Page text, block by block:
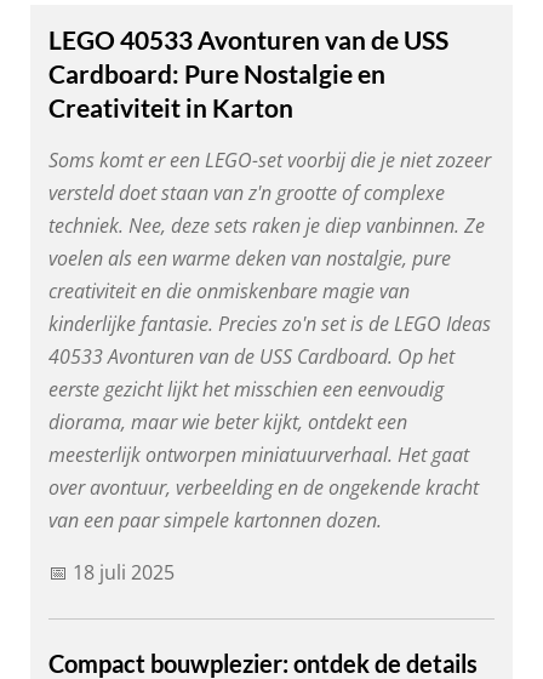
LEGO 40533 Avonturen van de USS
Cardboard: Pure Nostalgie en
Creativiteit in Karton
Soms komt er een LEGO-set voorbij die je niet zozeer
versteld doet staan van z'n grootte of complexe
techniek. Nee, deze sets raken je diep vanbinnen. Ze
voelen als een warme deken van nostalgie, pure
creativiteit en die onmiskenbare magie van
kinderlijke fantasie. Precies zo'n set is de LEGO Ideas
40533 Avonturen van de USS Cardboard. Op het
eerste gezicht lijkt het misschien een eenvoudig
diorama, maar wie beter kijkt, ontdekt een
meesterlijk ontworpen miniatuurverhaal. Het gaat
over avontuur, verbeelding en de ongekende kracht
van een paar simpele kartonnen dozen.
📅 18 juli 2025
Compact bouwplezier: ontdek de details